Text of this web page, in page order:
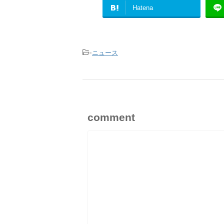
Hatena
-ニュース
comment